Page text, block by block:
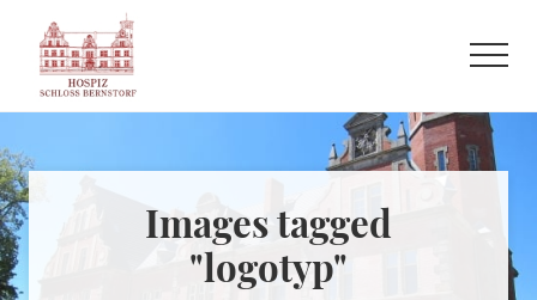
Menu
main
content
primary
sidebar
Refugium
der
letzten
Reise
Menu
Images tagged
"logotyp"